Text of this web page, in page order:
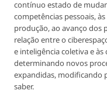
contínuo estado de
competências pessoais,
produção, ao avanço dos
relação entre o
e inteligência coletiva e
determinando novos
expandidas, modificando
saber.